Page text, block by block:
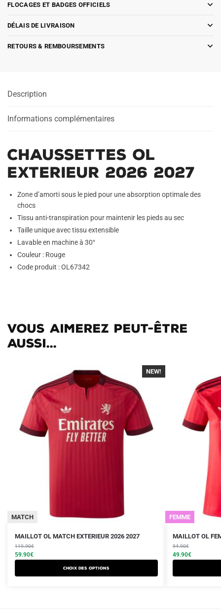
FLOCAGES ET BADGES OFFICIELS
DÉLAIS DE LIVRAISON
RETOURS & REMBOURSEMENTS
Description
Informations complémentaires
Chaussettes OL
Exterieur 2026 2027
Zone d’amorti sous le pied pour une absorption optimale des
chocs
Tissu anti-transpiration pour maintenir les pieds au sec
Taille unique avec tissu extensible
Lavable en machine à 30°
Couleur : Rouge
Code produit : OL67342
Vous aimerez peut-être
aussi...
-40%
MATCH
NEW!
MAILLOT OL MATCH EXTERIEUR 2026 2027
119.90€
Le
prix
initial
était :
59.90€
Le
prix
actuel
est :
Choix des options
Ce
produit
a
FEMME
MAILLOT OL
94.90€
Le
prix
initial
était :
49.90€
Le
prix
actuel
est :
Ce
produit
a